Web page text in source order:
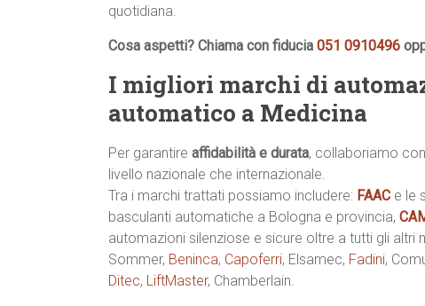
quotidiana.
Cosa aspetti? Chiama con fiducia 051 0910496
I migliori marchi di
automatico a Medicina
Per garantire affidabilità e durata, collaboriamo
livello nazionale che internazionale.
Tra i marchi trattati possiamo includere: FAAC e le
basculanti automatiche a Bologna e provincia,
automazioni silenziose e sicure oltre a tutti gli altri
Sommer, Beninca, Capoferri, Elsamec, Fadini,
Ditec, LiftMaster, Chamberlain.